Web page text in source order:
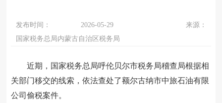
发布时间： 2026-05-29
来源：
国家税务总局内蒙古自治区税务局
近期，国家税务总局呼伦贝尔市税务局稽查局根据相
关部门移交的线索，依法查处了额尔古纳市中旅石油有限
公司偷税案件。